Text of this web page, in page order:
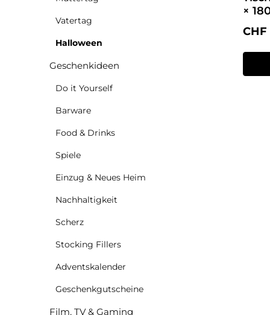
Vatertag
Halloween
Geschenkideen
Do it Yourself
Barware
Food & Drinks
Spiele
Einzug & Neues Heim
Nachhaltigkeit
Scherz
Stocking Fillers
Adventskalender
Geschenkgutscheine
Film, TV & Gaming
×
CHF